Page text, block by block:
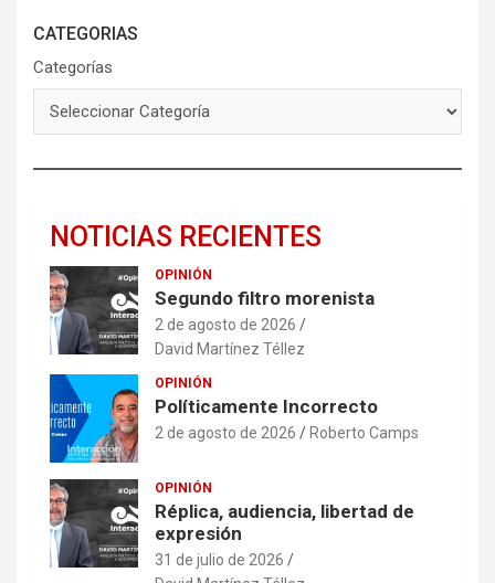
CATEGORIAS
Categorías
NOTICIAS RECIENTES
OPINIÓN
Segundo filtro morenista
2 de agosto de 2026
David Martínez Téllez
OPINIÓN
Políticamente Incorrecto
2 de agosto de 2026 Roberto Camps
OPINIÓN
Réplica, audiencia, libertad de
expresión
31 de julio de 2026